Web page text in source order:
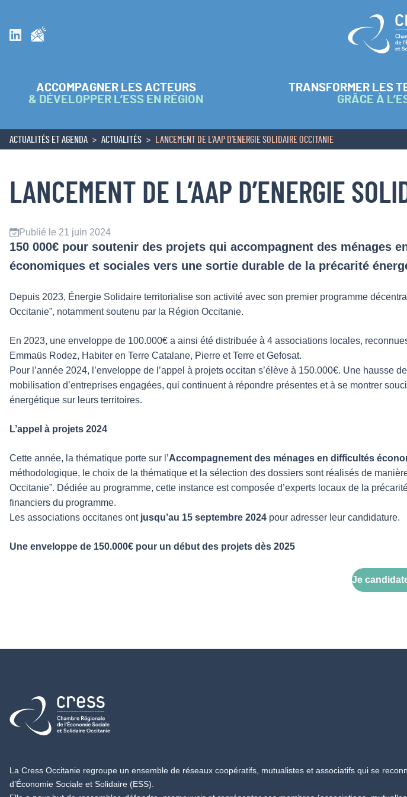
Suivez nous sur Linkedin
Retour à
ACCOMPAGNER LES ACTEURS
& DÉVELOPPER L’ESS EN RÉGION
TRANSFORMER LES
GRÂCE À
ACCUEIL
ACTUALITÉS ET AGENDA ACTUALITÉS LANCEMENT DE L’AAP D’ENERGIE SOLIDAIRE OCCITANIE
LANCEMENT DE L’AAP D’ENERGIE
Publié le 21 juin 2024
150 000€ pour soutenir des projets qui accompagnent des ménages
économiques et sociales vers une sortie durable de la précarité
Depuis 2023, Énergie Solidaire territorialise son activité avec son premier programme
Occitanie”, notamment soutenu par la Région Occitanie.
En 2023, une enveloppe de 100.000€ a ainsi été distribuée à 4 associations locales,
Emmaüs Rodez, Habiter en Terre Catalane, Pierre et Terre et Gefosat.
Pour l’année 2024, l’enveloppe de l’appel à projets occitan s’élève à 150.000€. Une hausse
mobilisation d’entreprises engagées, qui continuent à répondre présentes et à se montrer
énergétique sur leurs territoires.
L’appel à projets 2024
Cette année, la thématique porte sur l’Accompagnement des ménages en difficultés
méthodologique, le choix de la thématique et la sélection des dossiers sont réalisés de
Occitanie”. Dédiée au programme, cette instance est composée d’experts locaux de la
financiers du programme.
Les associations occitanes ont jusqu’au 15 septembre 2024 pour adresser leur candidature.
Une enveloppe de 150.000€ pour un début des projets dès 2025
Je
Retour à l'accueil
La Cress Occitanie regroupe un ensemble de réseaux coopératifs, mutualistes et associatifs qui se
d’Économie Sociale et Solidaire (ESS).